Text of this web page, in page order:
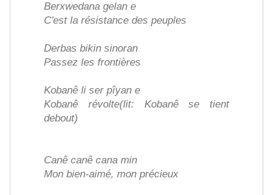
Berxwedana gelan e
C'est la résistance des peuples
Derbas bikin sinoran
Passez les frontières
Kobanê li ser pîyan e
Kobanê révolte(lit: Kobanê se tient
debout)
Canê canê cana min
Mon bien-aimé, mon précieux